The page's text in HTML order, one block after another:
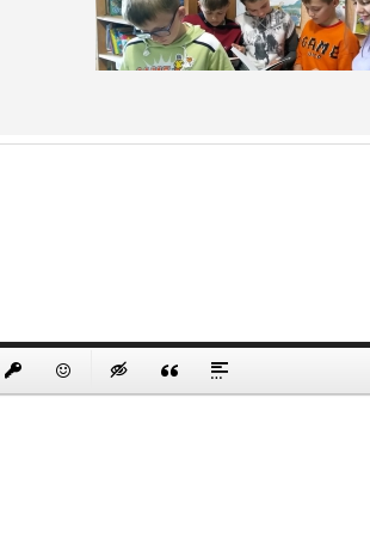
protected link
EmoticonsInsert hidden text
Insert QuoteInsert spoiler